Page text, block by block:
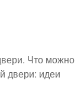
Что можно
двери: идеи